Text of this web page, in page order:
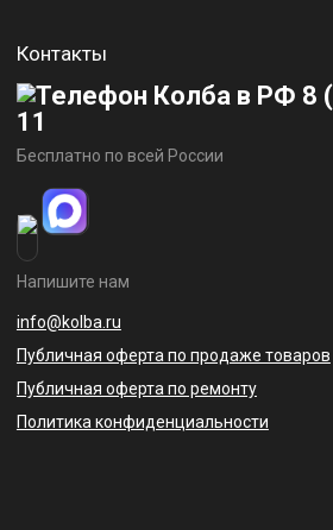
Контакты
8
11
Бесплатно по всей России
Напишите нам
info@kolba.ru
Публичная оферта по продаже товаров
Публичная оферта по ремонту
Политика конфиденциальности